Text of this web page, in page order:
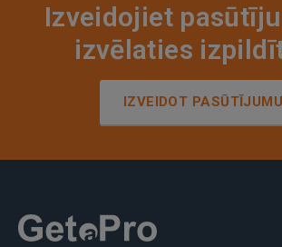
Izveidojiet
izvēlaties
IZVEIDOT PASŪTĪJUMU